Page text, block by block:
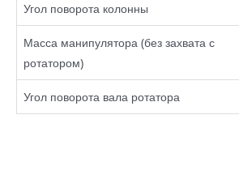
Угол поворота колонны
Масса манипулятора (без захвата с
ротатором)
Угол поворота вала ротатора